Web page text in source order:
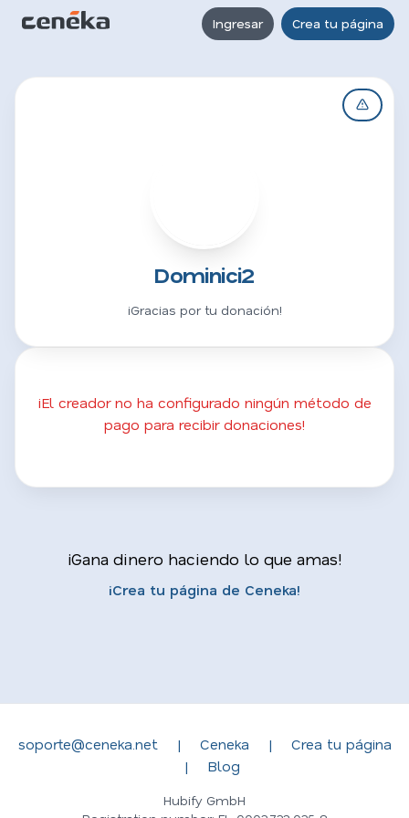
Ingresar Crea tu página
Dominici2
¡Gracias por tu donación!
¡El creador no ha configurado ningún método de
pago para recibir donaciones!
¡Gana dinero haciendo lo que amas!
¡Crea tu página de Ceneka!
soporte@ceneka.net | Ceneka |
Crea tu página
|
Blog
Hubify GmbH